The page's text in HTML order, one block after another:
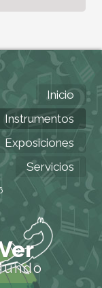
Inicio
Instrumentos
Exposiciones
Servicios